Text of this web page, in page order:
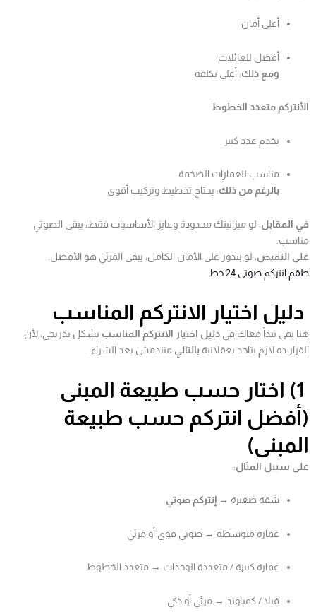
أعلى أمان
أفضل للعائلات
ومع ذلك: أعلى تكلفة
الأنتركم متعدد الخطوط
يخدم عدد كبير
مناسب للعمارات الضخمة
بالرغم من ذلك: يحتاج تخطيط وتركيب أقوى
في المقابل، لو ميزانيتك محدودة وعايز الأساسيات فقط، يبقى الصوتي
مناسب.
على النقيض، لو بتدور على الأمان الكامل، يبقى المرئي هو الأفضل.
طقم انتركم صوتى 24 خط
دليل اختيار الانتركم المناسب
هنا بقى نبدأ معاك في دليل اختيار الانتركم المناسب بشكل تدريجي، لأن
القرار ده لازم يتاخد بعقلانية بالتالي متندمش بعد الشراء.
1) اختار حسب طبيعة المبنى
(أفضل انتركم حسب طبيعة
المبنى)
على سبيل المثال:
شقة صغيرة → إنتركم صوتي
عمارة متوسطة → صوتي قوي أو مرئي
عمارة كبيرة / متعددة الوحدات → متعدد الخطوط
فيلا / كمباوند → مرئي أو ذكي